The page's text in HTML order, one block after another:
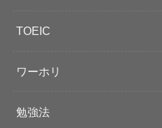
TOEIC
ワーホリ
勉強法